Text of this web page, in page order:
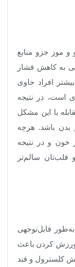
موز جزو منابع
به کاهش فشار
افراد حاوی
است، در نتیجه
با این مشکل
بدن باشد. هرچه
خون و در نتیجه
قلب‌تان سالم‌تر
قابل‌توجهی
ورزش‌ کردن باعث
کلسترول و قند